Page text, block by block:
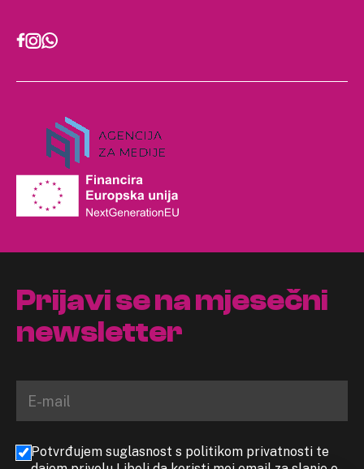
Prijavi se na mjesečni
newsletter
Potvrđujem suglasnost s politikom privatnosti te